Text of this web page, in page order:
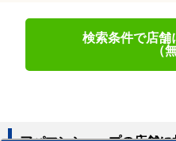
検索条件で店舗
（